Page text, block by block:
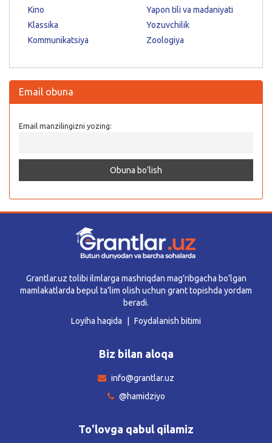
Kino
Klassika
Kommunikatsiya
Yapon tili va madaniyati
Yozuvchilik
Zoologiya
Email obuna
Email manzilingizni yozing:
Grantlar.uz tolibi ilmlarga mashriqdan mag’ribgacha bo’lgan
mamlakatlarda bepul ta’lim olish uchun grant topishda yordam
beradi.
Loyiha haqida
Foydalanish bitimi
Biz bilan aloqa
info@grantlar.uz
@hamidziyo
To'lovga qabul qilamiz